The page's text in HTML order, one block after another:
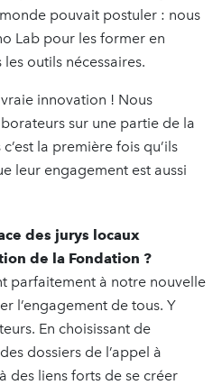
pouvait postuler : nous
Lab pour les former en
outils nécessaires.
innovation ! Nous
sur une partie de la
la première fois qu’ils
leur engagement est aussi
des jurys locaux
de la Fondation ?
parfaitement à notre nouvelle
l’engagement de tous. Y
En choisissant de
dossiers de l’appel à
des liens forts de se créer